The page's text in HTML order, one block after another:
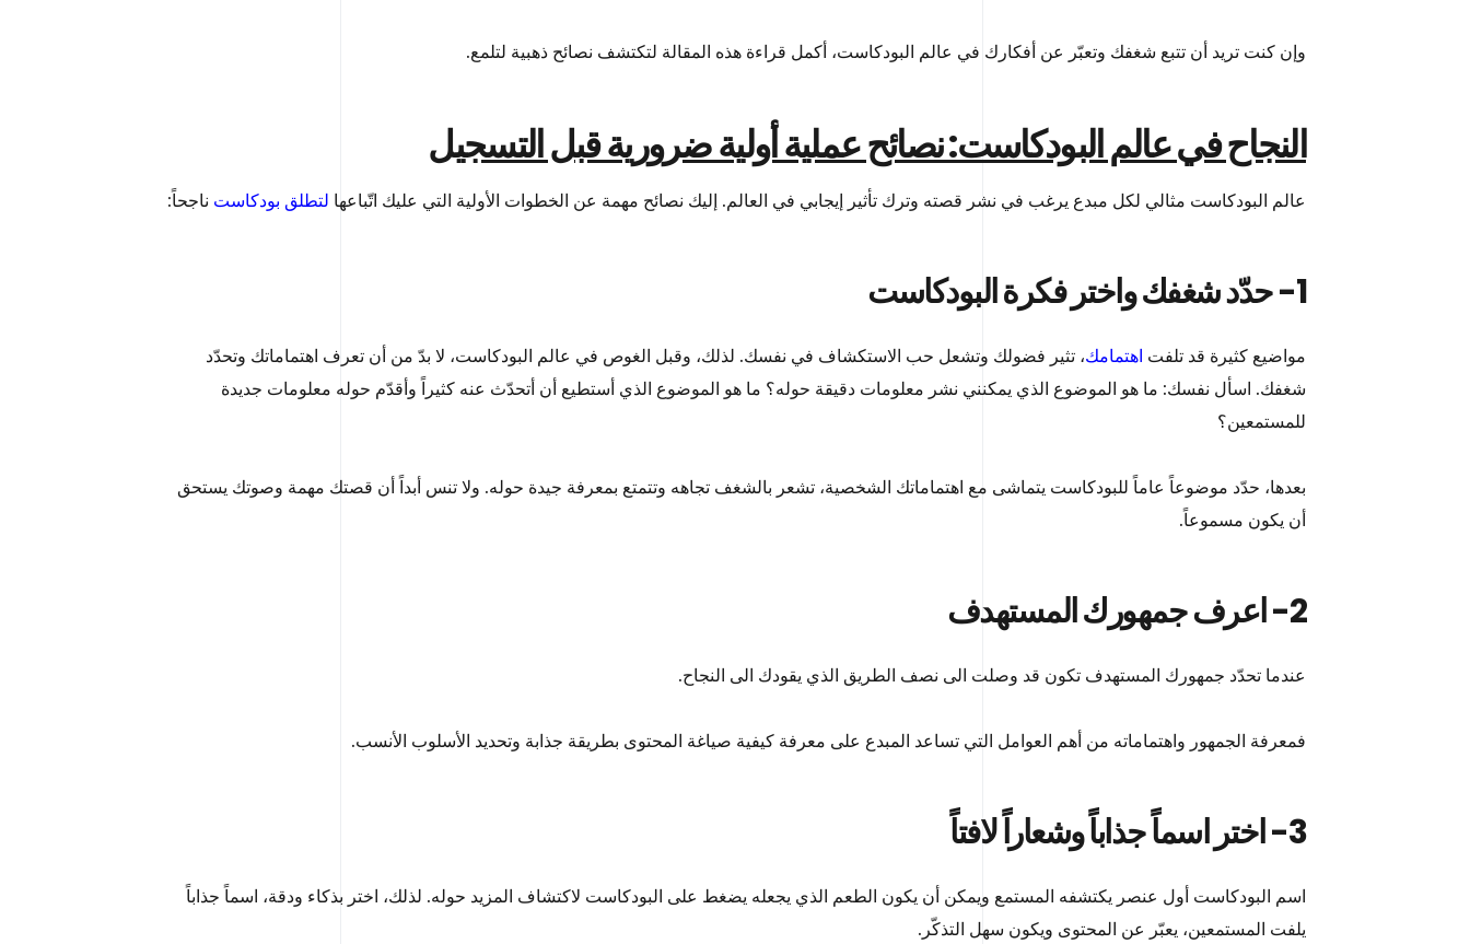
وإن كنت تريد أن تتبع شغفك وتعبّر عن أفكارك في عالم البودكاست، أكمل قراءة هذه المقالة لتكتشف نصائح ذهبية لتلمع.
النجاح في عالم البودكاست: نصائح عملية أولية ضرورية قبل التسجيل
عالم البودكاست مثالي لكل مبدع يرغب في نشر قصته وترك تأثير إيجابي في العالم. إليك نصائح مهمة عن الخطوات الأولية التي عليك اتّباعها لتطلق بودكاست ناجحاً:
1- حدّد شغفك واختر فكرة البودكاست
مواضيع كثيرة قد تلفت اهتمامك، تثير فضولك وتشعل حب الاستكشاف في نفسك. لذلك، وقبل الغوص في عالم البودكاست، لا بدّ من أن تعرف اهتماماتك وتحدّد
شغفك. اسأل نفسك: ما هو الموضوع الذي يمكنني نشر معلومات دقيقة حوله؟ ما هو الموضوع الذي أستطيع أن أتحدّث عنه كثيراً وأقدّم حوله معلومات جديدة
للمستمعين؟
بعدها، حدّد موضوعاً عاماً للبودكاست يتماشى مع اهتماماتك الشخصية، تشعر بالشغف تجاهه وتتمتع بمعرفة جيدة حوله. ولا تنس أبداً أن قصتك مهمة وصوتك يستحق
أن يكون مسموعاً.
2- اعرف جمهورك المستهدف
عندما تحدّد جمهورك المستهدف تكون قد وصلت الى نصف الطريق الذي يقودك الى النجاح.
فمعرفة الجمهور واهتماماته من أهم العوامل التي تساعد المبدع على معرفة كيفية صياغة المحتوى بطريقة جذابة وتحديد الأسلوب الأنسب.
3- اختر اسماً جذاباً وشعاراً لافتاً
اسم البودكاست أول عنصر يكتشفه المستمع ويمكن أن يكون الطعم الذي يجعله يضغط على البودكاست لاكتشاف المزيد حوله. لذلك، اختر بذكاء ودقة، اسماً جذاباً
يلفت المستمعين، يعبّر عن المحتوى ويكون سهل التذكّر.